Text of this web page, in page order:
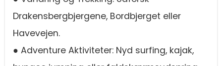
Drakensbergbjergene, Bordbjerget eller
Havevejen.
● Adventure Aktiviteter: Nyd surfing, kajak,